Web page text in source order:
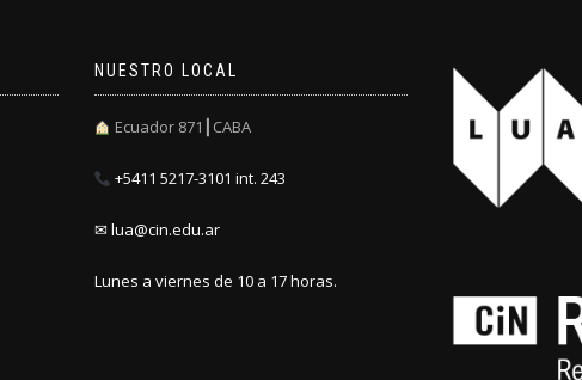
NUESTRO LOCAL
Ecuador 871┃CABA
+5411 5217-3101 int. 243
✉ lua@cin.edu.ar
Lunes a viernes de 10 a 17 horas.